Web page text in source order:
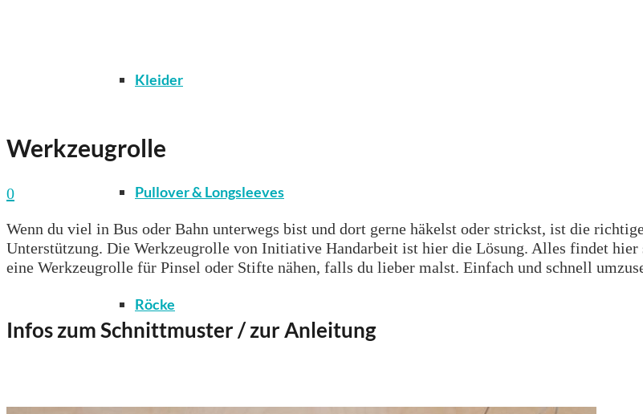
Kleider
Pullover & Longsleeves
Röcke
Werkzeugrolle
0
Wenn du viel in Bus oder Bahn unterwegs bist und dort gerne häkelst oder strickst, ist die
Unterstützung. Die Werkzeugrolle von Initiative Handarbeit ist hier die Lösung. Alles findet hier
eine Werkzeugrolle für Pinsel oder Stifte nähen, falls du lieber malst. Einfach und schnell
Infos zum Schnittmuster / zur Anleitung